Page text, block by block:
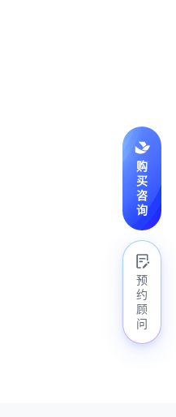
购
买
咨
询
预
约
顾
问